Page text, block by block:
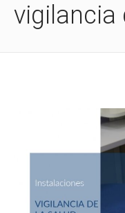
vigilancia